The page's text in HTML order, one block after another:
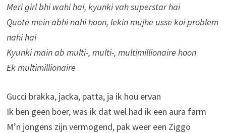
Meri girl bhi wahi hai, kyunki vah superstar hai
Quote mein abhi nahi hoon, lekin mujhe usse koi problem
nahi hai
Kyunki main ab multi-, multi-, multimillionaire hoon
Ek multimillionaire
Gucci brakka, jacka, patta, ja ik hou ervan
Ik ben geen boer, was ik dat wel had ik een aura farm
M’n jongens zijn vermogend, pak weer een Ziggo